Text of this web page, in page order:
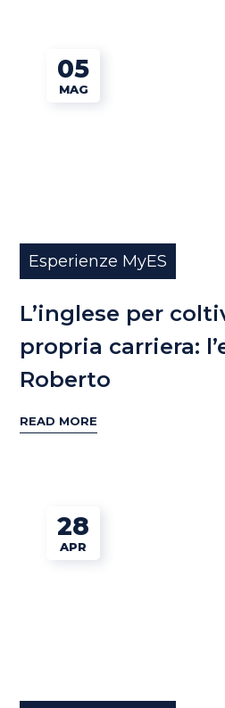
05
MAG
Esperienze MyES
L’inglese per
propria carriera:
Roberto
READ MORE
28
APR